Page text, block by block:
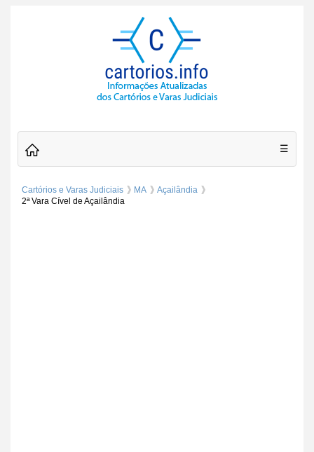
☰
Cartórios e Varas Judiciais MA
Açailândia
2ª Vara Cível de Açailândia